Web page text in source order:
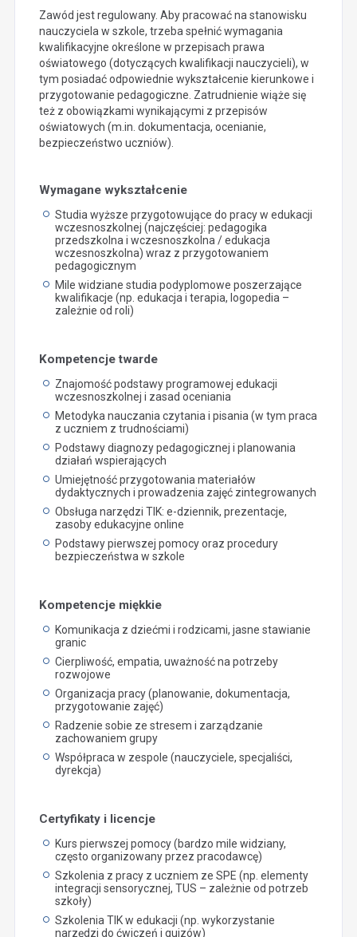
Zawód jest regulowany. Aby pracować na stanowisku
nauczyciela w szkole, trzeba spełnić wymagania
kwalifikacyjne określone w przepisach prawa
oświatowego (dotyczących kwalifikacji nauczycieli), w
tym posiadać odpowiednie wykształcenie kierunkowe i
przygotowanie pedagogiczne. Zatrudnienie wiąże się
też z obowiązkami wynikającymi z przepisów
oświatowych (m.in. dokumentacja, ocenianie,
bezpieczeństwo uczniów).
Wymagane wykształcenie
Studia wyższe przygotowujące do pracy w edukacji
wczesnoszkolnej (najczęściej: pedagogika
przedszkolna i wczesnoszkolna / edukacja
wczesnoszkolna) wraz z przygotowaniem
pedagogicznym
Mile widziane studia podyplomowe poszerzające
kwalifikacje (np. edukacja i terapia, logopedia –
zależnie od roli)
Kompetencje twarde
Znajomość podstawy programowej edukacji
wczesnoszkolnej i zasad oceniania
Metodyka nauczania czytania i pisania (w tym praca
z uczniem z trudnościami)
Podstawy diagnozy pedagogicznej i planowania
działań wspierających
Umiejętność przygotowania materiałów
dydaktycznych i prowadzenia zajęć zintegrowanych
Obsługa narzędzi TIK: e-dziennik, prezentacje,
zasoby edukacyjne online
Podstawy pierwszej pomocy oraz procedury
bezpieczeństwa w szkole
Kompetencje miękkie
Komunikacja z dziećmi i rodzicami, jasne stawianie
granic
Cierpliwość, empatia, uważność na potrzeby
rozwojowe
Organizacja pracy (planowanie, dokumentacja,
przygotowanie zajęć)
Radzenie sobie ze stresem i zarządzanie
zachowaniem grupy
Współpraca w zespole (nauczyciele, specjaliści,
dyrekcja)
Certyfikaty i licencje
Kurs pierwszej pomocy (bardzo mile widziany,
często organizowany przez pracodawcę)
Szkolenia z pracy z uczniem ze SPE (np. elementy
integracji sensorycznej, TUS – zależnie od potrzeb
szkoły)
Szkolenia TIK w edukacji (np. wykorzystanie
narzędzi do ćwiczeń i quizów)